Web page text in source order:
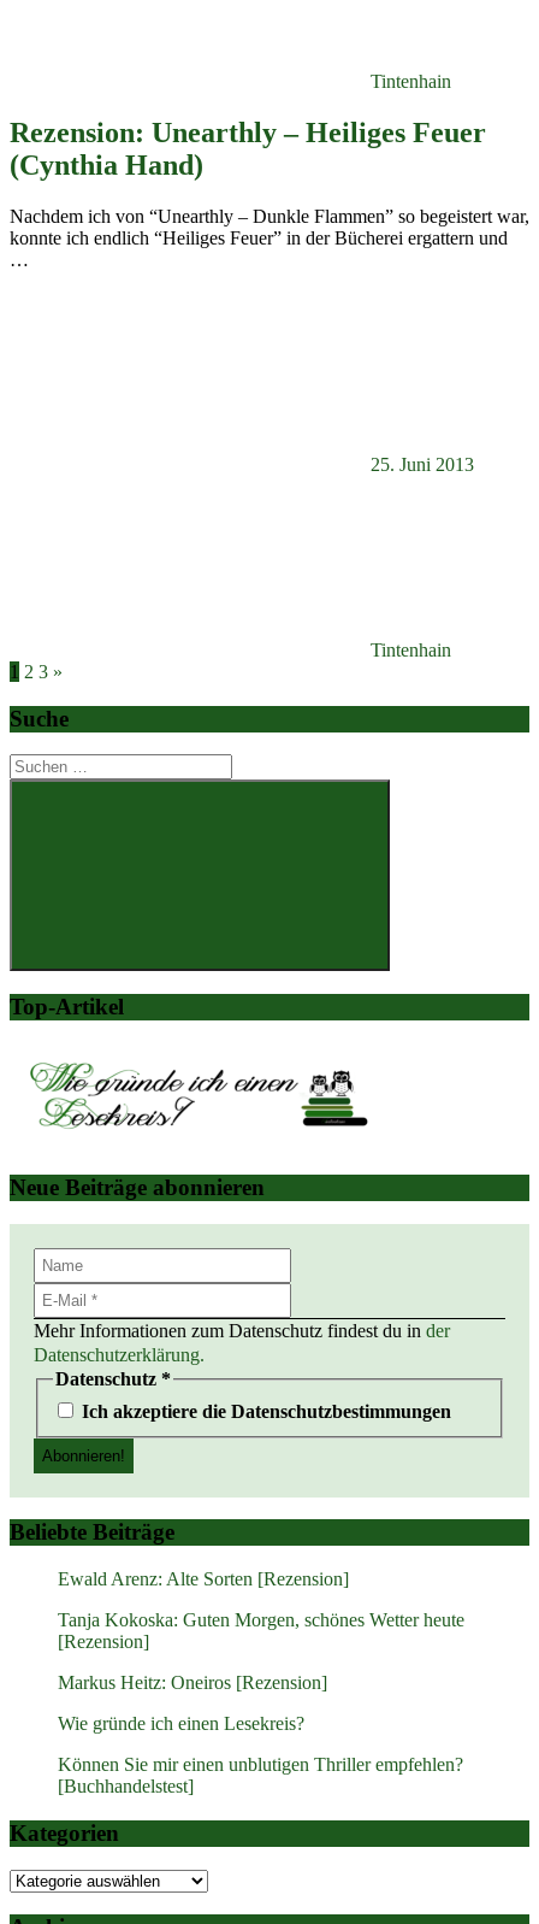
Tintenhain
Rezension: Unearthly – Heiliges Feuer
(Cynthia Hand)
Nachdem ich von “Unearthly – Dunkle Flammen” so begeistert war,
konnte ich endlich “Heiliges Feuer” in der Bücherei ergattern und
…
25. Juni 2013
Tintenhain
Seitennummerierung
der
Beiträge
1 2 3 Nächste
»
Suche
Suchen
nach:
Suchen
Top-Artikel
Neue Beiträge abonnieren
Mehr Informationen zum Datenschutz findest du in der
Datenschutzerklärung.
Datenschutz *
Ich akzeptiere die Datenschutzbestimmungen
Beliebte Beiträge
Ewald Arenz: Alte Sorten [Rezension]
Tanja Kokoska: Guten Morgen, schönes Wetter heute
[Rezension]
Markus Heitz: Oneiros [Rezension]
Wie gründe ich einen Lesekreis?
Können Sie mir einen unblutigen Thriller empfehlen?
[Buchhandelstest]
Kategorien
Kategorien